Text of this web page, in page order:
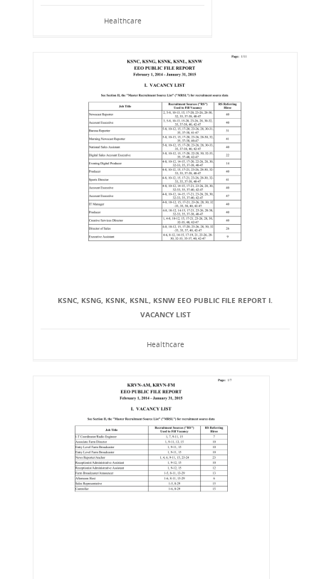
Healthcare
KSNC, KSNG, KSNK, KSNL, KSNW EEO PUBLIC FILE REPORT I.
VACANCY LIST
Healthcare